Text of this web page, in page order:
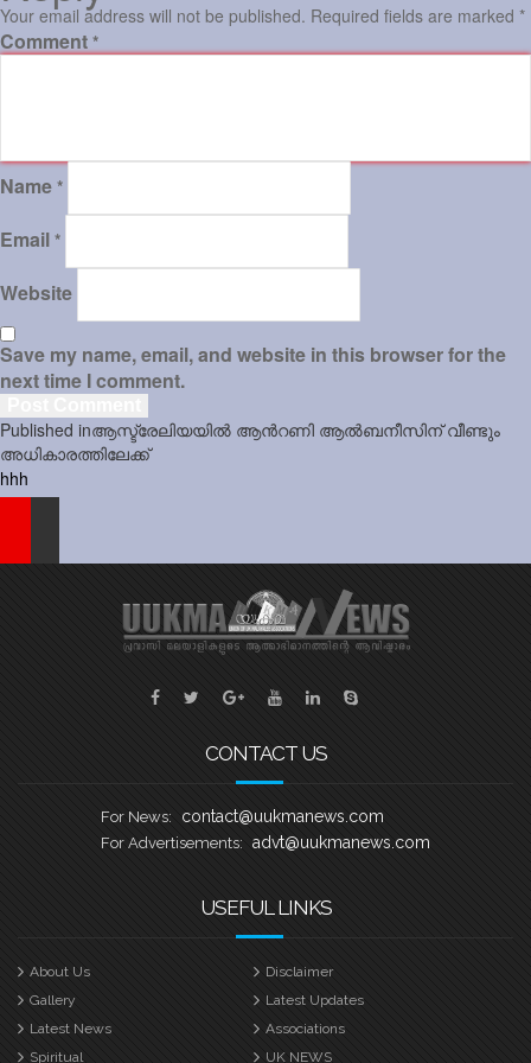
Your email address will not be published. Required fields are marked *
Comment *
Name *
Email *
Website
Save my name, email, and website in this browser for the
next time I comment.
Post
navigation
Published inആസ്ട്രേലിയയിൽ ആ​ന്‍റ​ണി ആൽബനീസിന് വീണ്ടും
അധികാരത്തിലേക്ക്
hhh
CONTACT US
For News: contact@uukmanews.com
For Advertisements: advt@uukmanews.com
USEFUL LINKS
About Us
Disclaimer
Gallery
Latest Updates
Latest News
Associations
Spiritual
UK NEWS